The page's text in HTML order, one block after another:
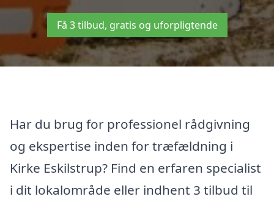
Få 3 tilbud, gratis og uforpligtende
Har du brug for professionel rådgivning
og ekspertise inden for træfældning i
Kirke Eskilstrup? Find en erfaren specialist
i dit lokalområde eller indhent 3 tilbud til